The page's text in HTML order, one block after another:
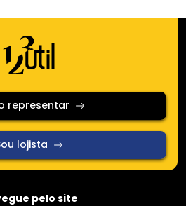
representar
lojista
pelo site